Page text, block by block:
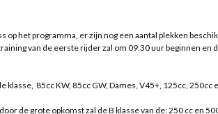
op het programma, er zijn nog een aantal plekken
van de eerste rijder zal om 09.30 uur beginnen en
klasse, 85cc KW, 85cc GW, Dames, V45+, 125cc, 250cc
de grote opkomst zal de B klasse van de: 250 cc en